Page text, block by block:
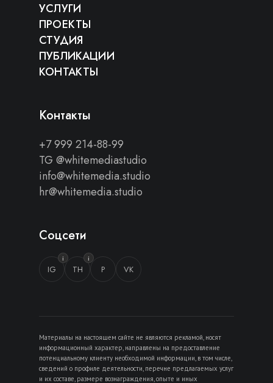
УСЛУГИ
ПРОЕКТЫ
СТУДИЯ
ПУБЛИКАЦИИ
КОНТАКТЫ
Контакты
+7 999 214-88-99
TG @whitemediastudio
info@whitemedia.studio
hr@whitemedia.studio
Соцсети
IG
i
TH
i
P VK
Материалы на настоящем сайте не являются рекламой, носят
информационный характер, направлены на предоставление
потенциальному клиенту необходимой информации, в том числе,
сведений о профиле деятельности, перечне предлагаемых услуг
и их составе, размере вознаграждения, опыте и иных